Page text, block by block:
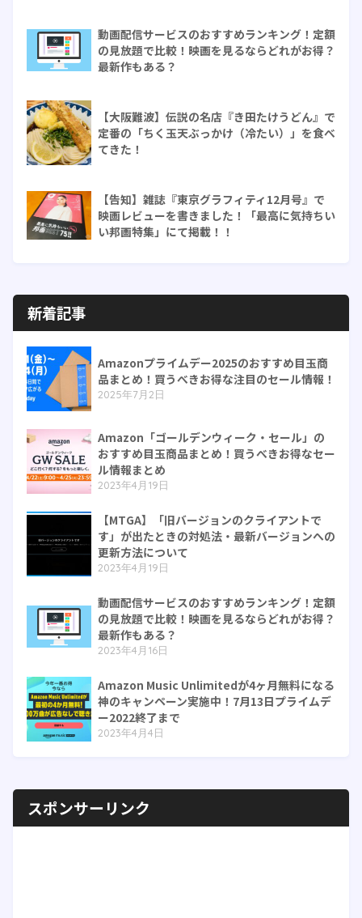
動画配信サービスのおすすめランキング！定額
の見放題で比較！映画を見るならどれがお得？
最新作もある？
【大阪難波】伝説の名店『き田たけうどん』で
定番の「ちく玉天ぶっかけ（冷たい）」を食べ
てきた！
【告知】雑誌『東京グラフィティ12月号』で
映画レビューを書きました！「最高に気持ちい
い邦画特集」にて掲載！！
新着記事
Amazonプライムデー2025のおすすめ目玉商
品まとめ！買うべきお得な注目のセール情報！
2025年7月2日
Amazon「ゴールデンウィーク・セール」の
おすすめ目玉商品まとめ！買うべきお得なセー
ル情報まとめ
2023年4月19日
【MTGA】「旧バージョンのクライアントで
す」が出たときの対処法・最新バージョンへの
更新方法について
2023年4月19日
動画配信サービスのおすすめランキング！定額
の見放題で比較！映画を見るならどれがお得？
最新作もある？
2023年4月16日
Amazon Music Unlimitedが4ヶ月無料になる
神のキャンペーン実施中！7月13日プライムデ
ー2022終了まで
2023年4月4日
スポンサーリンク